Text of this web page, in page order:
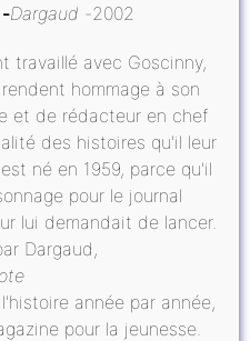
Dargaud 2002
travaillé avec Goscinny,
hommage à son
et de rédacteur en chef
des histoires qu'il leur
né en 1959, parce qu'il
pour le journal
lui demandait de lancer.
Dargaud,
année par année,
pour la jeunesse.